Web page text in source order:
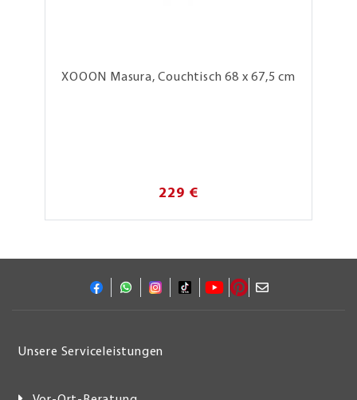
XOOON Masura, Couchtisch 68 x 67,5 cm
229 €
Unsere Serviceleistungen